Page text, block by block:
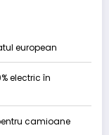
european
electric în
camioane